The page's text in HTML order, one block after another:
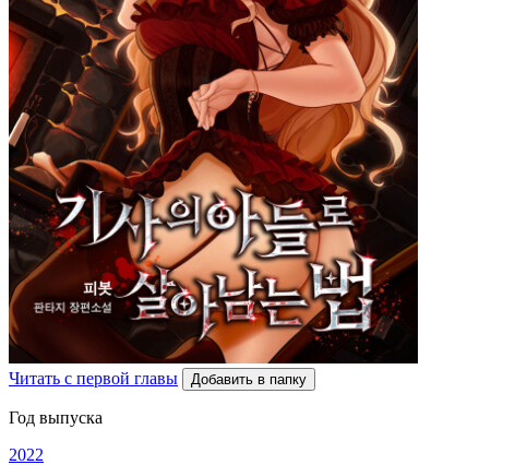
Читать с первой главы Добавить в папку
Год выпуска
2022